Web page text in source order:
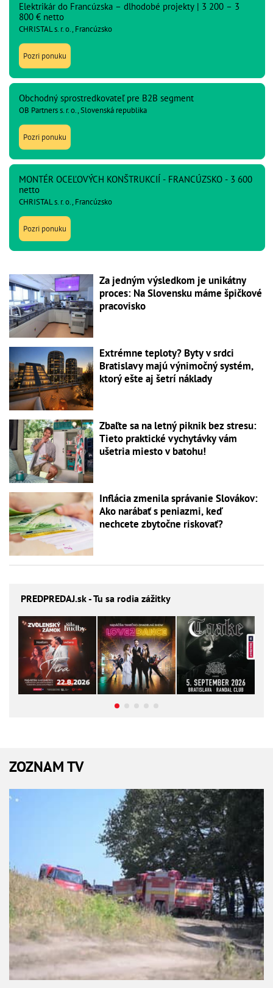
Elektrikár do Francúzska – dlhodobé projekty | 3 200 – 3
800 € netto
CHRISTAL s. r. o., Francúzsko
Pozri ponuku
Obchodný sprostredkovateľ pre B2B segment
OB Partners s. r. o., Slovenská republika
Pozri ponuku
MONTÉR OCEĽOVÝCH KONŠTRUKCIÍ - FRANCÚZSKO - 3 600
netto
CHRISTAL s. r. o., Francúzsko
Pozri ponuku
Za jedným výsledkom je unikátny
proces: Na Slovensku máme špičkové
pracovisko
Extrémne teploty? Byty v srdci
Bratislavy majú výnimočný systém,
ktorý ešte aj šetrí náklady
Zbaľte sa na letný piknik bez stresu:
Tieto praktické vychytávky vám
ušetria miesto v batohu!
Inflácia zmenila správanie Slovákov:
Ako narábať s peniazmi, keď
nechcete zbytočne riskovať?
PREDPREDAJ.sk - Tu sa rodia zážitky
ZOZNAM TV